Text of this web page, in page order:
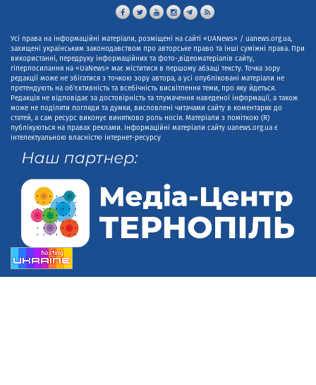
Усі права на інформаційні матеріали, розміщені на сайті «UANews» / uanews.org.ua,
захищені українським законодавством про авторське право та інші суміжні права. При
використанні, передруку інформаційних та фото-,відеоматеріалів сайту,
гіперпосилання на «UaNews» має міститися в першому абзаці тексту. Точка зору
редакції може не збігатися з точкою зору автора, а усі опубліковані матеріали не
претендують на об'єктивність та всебічність висвітлення теми, про яку йдеться.
Редакція не відповідає за достовірність та тлумачення наведеної інформації, а також
може не поділяти погляди та думки, висловлені читачами сайту в коментарях до
статей, а сам ресурс виконує винятково роль носія. Матеріали з поміткою (R)
публікуються на правах реклами. Інформаційні матеріали сайту uanews.org.ua є
інтелектуальною власністю інтернет-ресурсу